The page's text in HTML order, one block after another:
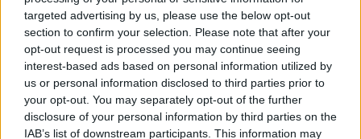
targeted advertising by us, please use the below opt-out
section to confirm your selection. Please note that after your
opt-out request is processed you may continue seeing
interest-based ads based on personal information utilized by
us or personal information disclosed to third parties prior to
your opt-out. You may separately opt-out of the further
disclosure of your personal information by third parties on the
IAB’s list of downstream participants. This information may